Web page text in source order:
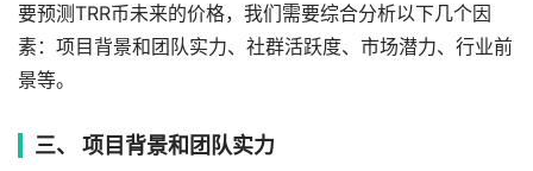
要预测TRR币未来的价格，我们需要综合分析以下几个因
素：项目背景和团队实力、社群活跃度、市场潜力、行业前
景等。
三、 项目背景和团队实力